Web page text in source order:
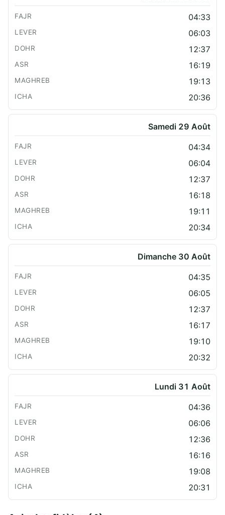
04:33
06:03
12:37
16:19
19:13
20:36
Samedi 29 Août
04:34
06:04
12:37
16:18
19:11
20:34
Dimanche 30 Août
04:35
06:05
12:37
16:17
19:10
20:32
Lundi 31 Août
04:36
06:06
12:36
16:16
19:08
20:31